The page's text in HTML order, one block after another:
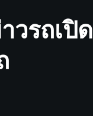
วรถเปิด